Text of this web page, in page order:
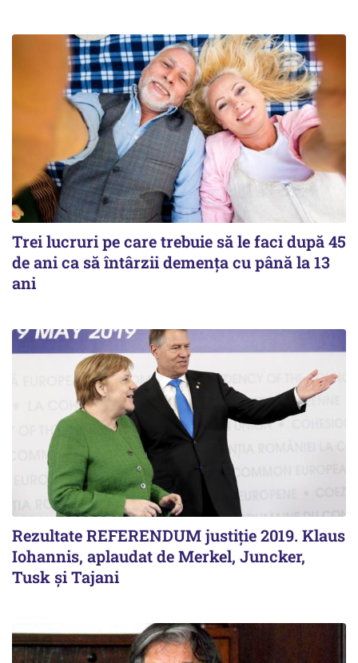
Trei lucruri pe care trebuie să le faci după 45
de ani ca să întârzii demența cu până la 13
ani
Rezultate REFERENDUM justiție 2019. Klaus
Iohannis, aplaudat de Merkel, Juncker,
Tusk și Tajani